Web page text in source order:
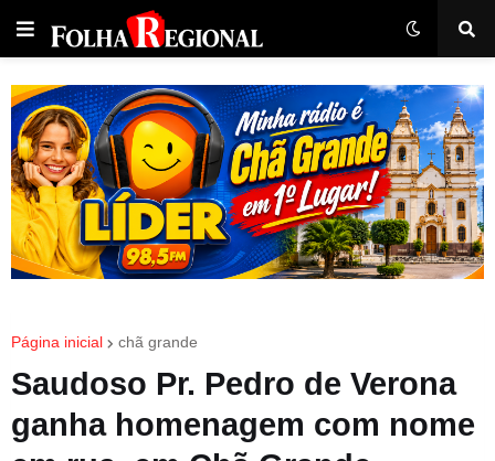
Página inicial chã grande
Saudoso Pr. Pedro de Verona
ganha homenagem com nome